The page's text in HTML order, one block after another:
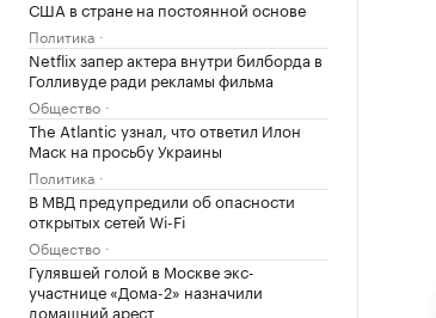
США в стране на постоянной основе
Политика
Netflix запер актера внутри билборда в
Голливуде ради рекламы фильма
Общество
The Atlantic узнал, что ответил Илон
Маск на просьбу Украины
Политика
В МВД предупредили об опасности
открытых сетей Wi-Fi
Общество
Гулявшей голой в Москве экс-
участнице «Дома-2» назначили
домашний арест